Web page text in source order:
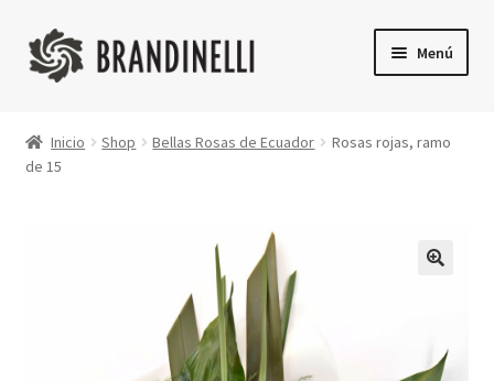
Ir
a
Ir
a
Menú
Shop
Inicio Shop Bellas Rosas de Ecuador
Rosas rojas, ramo
de 15